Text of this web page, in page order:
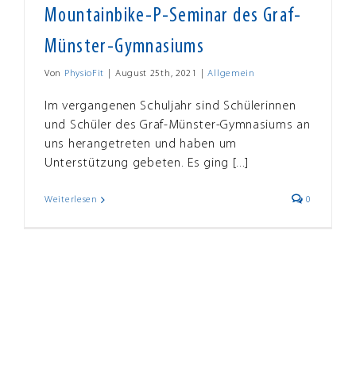
Mountainbike-P-Seminar des Graf-
Münster-Gymnasiums
Von PhysioFit August 25th, 2021 Allgemein
Im vergangenen Schuljahr sind Schülerinnen
und Schüler des Graf-Münster-Gymnasiums an
uns herangetreten und haben um
Unterstützung gebeten. Es ging [...]
Weiterlesen 0